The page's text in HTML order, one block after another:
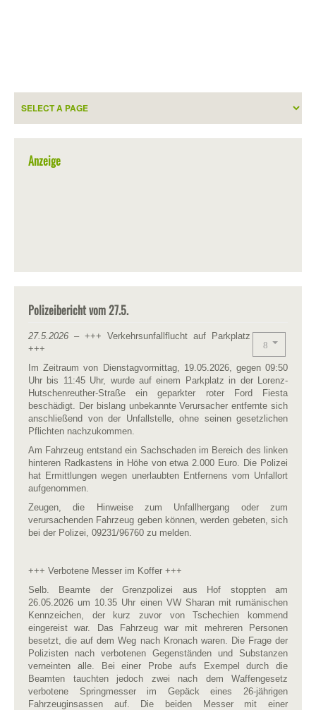
Anzeige
Polizeibericht vom 27.5.
27.5.2026 –+++ Verkehrsunfallflucht auf Parkplatz
+++
Im Zeitraum von Dienstagvormittag, 19.05.2026, gegen 09:50
Uhr bis 11:45 Uhr, wurde auf einem Parkplatz in der Lorenz-
Hutschenreuther-Straße ein geparkter roter Ford Fiesta
beschädigt. Der bislang unbekannte Verursacher entfernte sich
anschließend von der Unfallstelle, ohne seinen gesetzlichen
Pflichten nachzukommen.
Am Fahrzeug entstand ein Sachschaden im Bereich des linken
hinteren Radkastens in Höhe von etwa 2.000 Euro. Die Polizei
hat Ermittlungen wegen unerlaubten Entfernens vom Unfallort
aufgenommen.
Zeugen, die Hinweise zum Unfallhergang oder zum
verursachenden Fahrzeug geben können, werden gebeten, sich
bei der Polizei, 09231/96760 zu melden.
+++ Verbotene Messer im Koffer +++
Selb. Beamte der Grenzpolizei aus Hof stoppten am
26.05.2026 um 10.35 Uhr einen VW Sharan mit rumänischen
Kennzeichen, der kurz zuvor von Tschechien kommend
eingereist war. Das Fahrzeug war mit mehreren Personen
besetzt, die auf dem Weg nach Kronach waren. Die Frage der
Polizisten nach verbotenen Gegenständen und Substanzen
verneinten alle. Bei einer Probe aufs Exempel durch die
Beamten tauchten jedoch zwei nach dem Waffengesetz
verbotene Springmesser im Gepäck eines 26-jährigen
Fahrzeuginsassen auf. Die beiden Messer mit einer